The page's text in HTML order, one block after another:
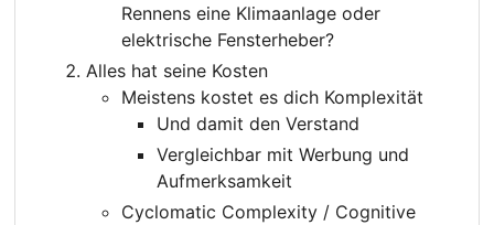
Rennens eine Klimaanlage oder
elektrische Fensterheber?
Alles hat seine Kosten
Meistens kostet es dich Komplexität
Und damit den Verstand
Vergleichbar mit Werbung und
Aufmerksamkeit
Cyclomatic Complexity / Cognitive